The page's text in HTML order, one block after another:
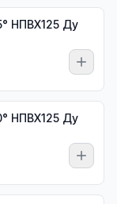
НПВХ125 Ду
НПВХ125 Ду